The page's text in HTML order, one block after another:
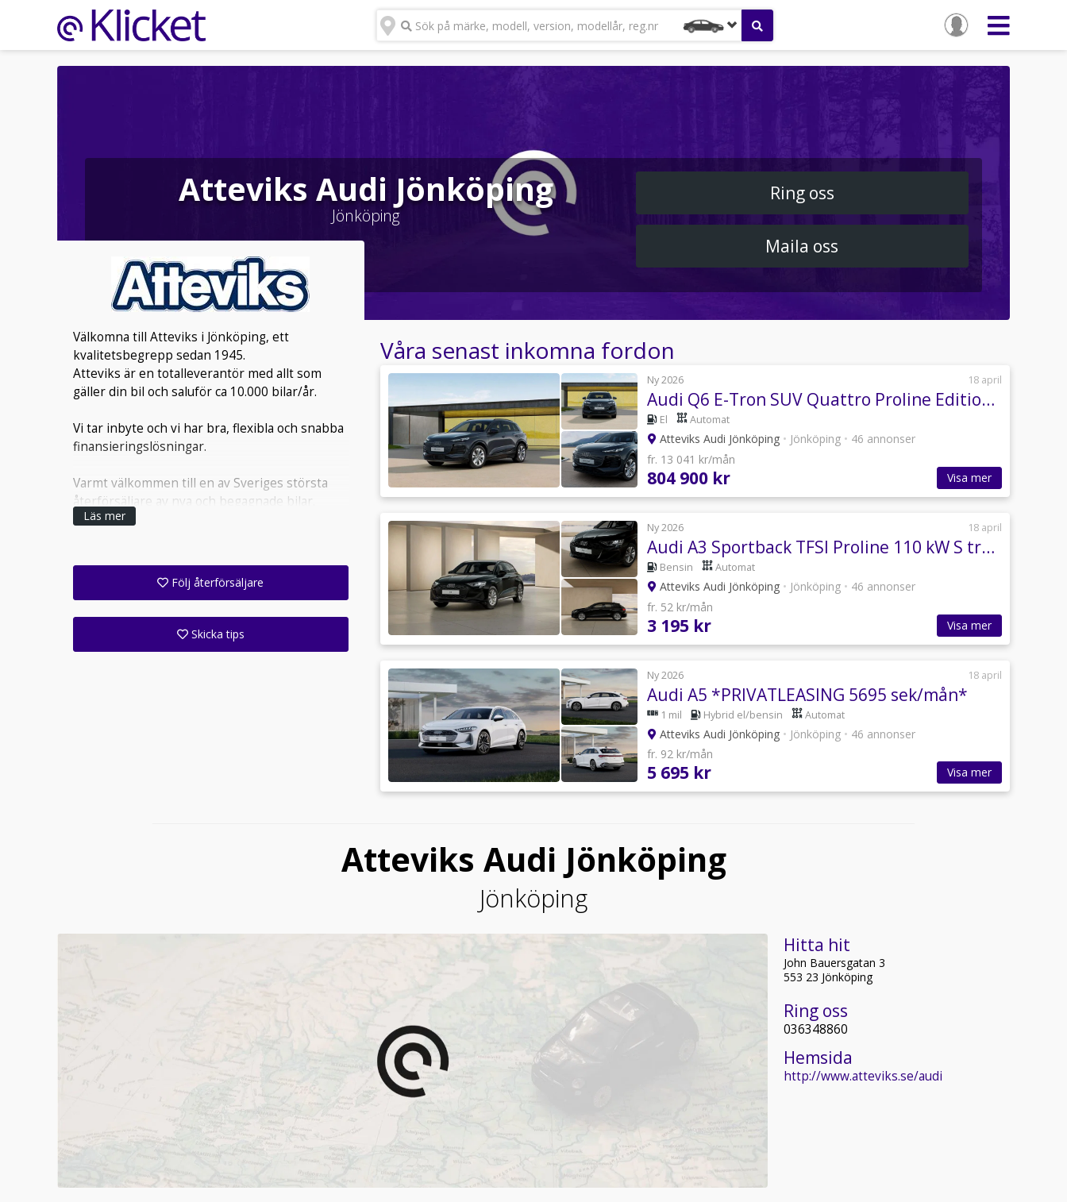
Sök på märke, modell, version, modellår, reg.nr
Atteviks Audi Jönköping
Jönköping
Ring oss
Maila oss
Välkomna till Atteviks i Jönköping, ett
kvalitetsbegrepp sedan 1945.
Atteviks är en totalleverantör med allt som
gäller din bil och saluför ca 10.000 bilar/år.
Vi tar inbyte och vi har bra, flexibla och snabba
finansieringslösningar.
Varmt välkommen till en av Sveriges största
återförsäljare av nya och begagnade bilar.
Läs mer
Följ återförsäljare
Skicka tips
Våra senast inkomna fordon
Ny 2026 18 april
Audi Q6 E-Tron SUV Quattro Proline Edition 315,00 kW
El Automat
Atteviks Audi Jönköping • Jönköping • 46 annonser
fr. 13 041 kr/mån
804 900 kr Visa mer
Ny 2026 18 april
Audi A3 Sportback TFSI Proline 110 kW S tronic
Bensin Automat
Atteviks Audi Jönköping • Jönköping • 46 annonser
fr. 52 kr/mån
3 195 kr Visa mer
Ny 2026 18 april
Audi A5 *PRIVATLEASING 5695 sek/mån*
1 mil Hybrid el/bensin Automat
Atteviks Audi Jönköping • Jönköping • 46 annonser
fr. 92 kr/mån
5 695 kr Visa mer
Atteviks Audi Jönköping
Jönköping
Hitta hit
John Bauersgatan 3
553 23 Jönköping
Ring oss
036348860
Hemsida
http://www.atteviks.se/audi